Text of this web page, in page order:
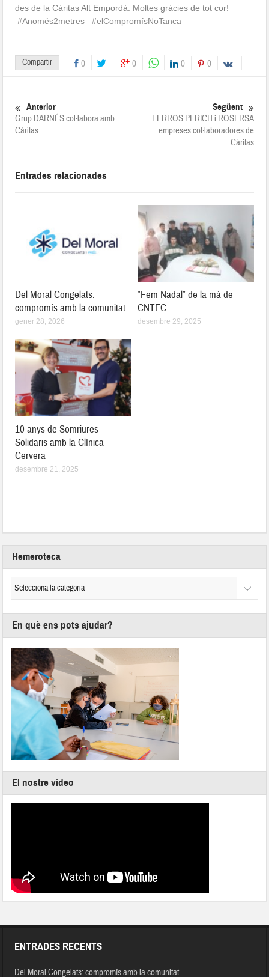
des de la Càritas Alt Empordà. Moltes gràcies de tot cor!
#Anomés2metres
#elCompromísNoTanca
Compartir 0 0 0 0
Anterior
Grup DARNÉS col·labora amb
Càritas
Següent
FERROS PERICH i ROSERSA
empreses col·laboradores de
Càritas
Entrades relacionades
Del Moral Congelats:
compromís amb la comunitat
gener 28, 2026
“Fem Nadal” de la mà de
CNTEC
desembre 29, 2025
10 anys de Somriures
Solidaris amb la Clínica
Cervera
desembre 21, 2025
Hemeroteca
En què ens pots ajudar?
El nostre vídeo
ENTRADES RECENTS
Del Moral Congelats: compromís amb la comunitat